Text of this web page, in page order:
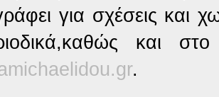
για σχέσεις και
και
.